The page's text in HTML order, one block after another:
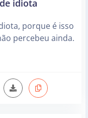
idiota
porque é isso
percebeu ainda.